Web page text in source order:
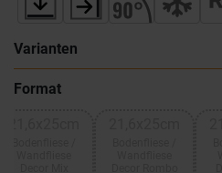
Varianten
Format